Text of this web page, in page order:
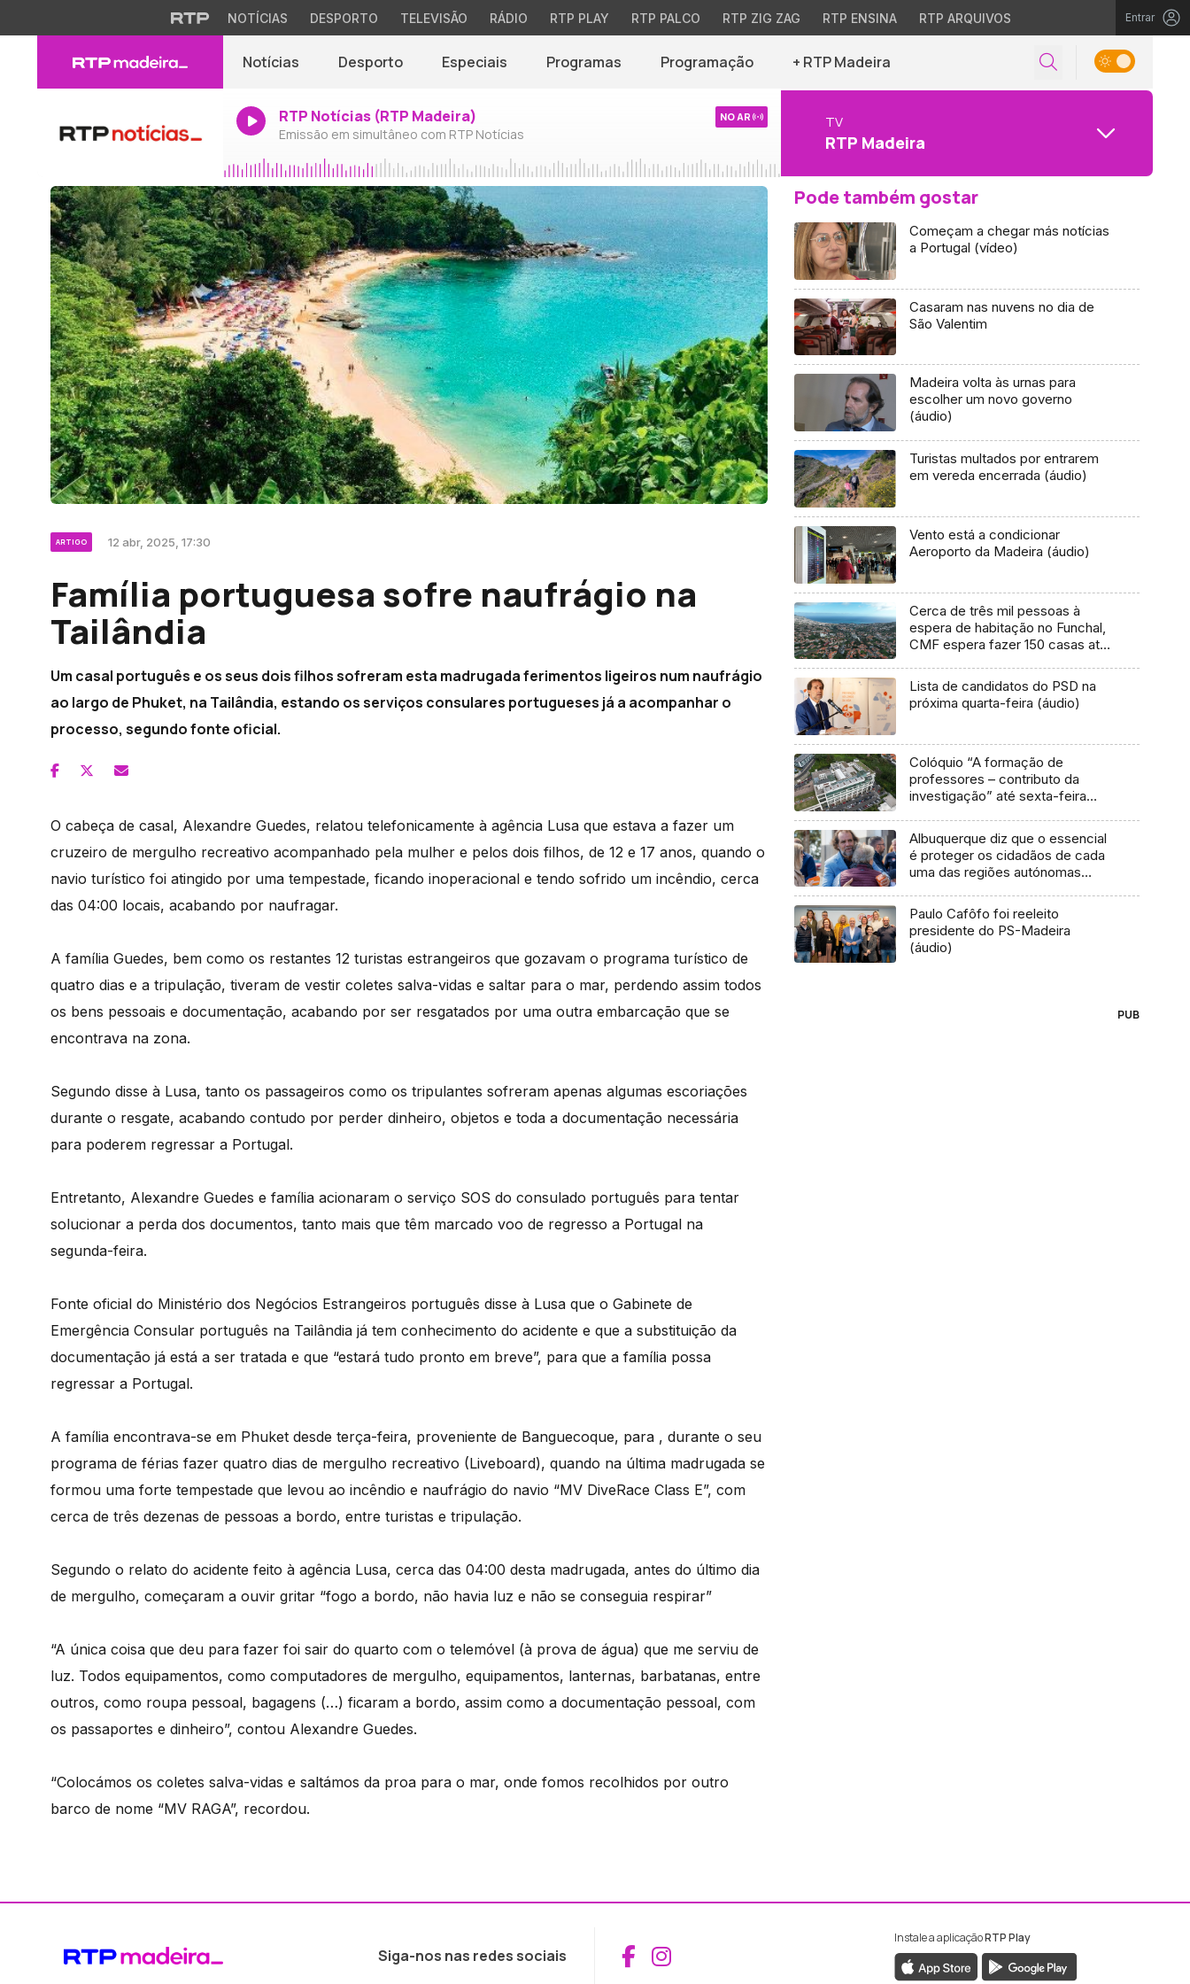
NOTÍCIAS DESPORTO TELEVISÃO RÁDIO RTP PLAY RTP PALCO RTP ZIG ZAG RTP ENSINA RTP ARQUIVOS Entrar
Notícias Desporto Especiais Programas Programação + RTP Madeira
RTP Notícias (RTP Madeira)
Emissão em simultâneo com RTP Notícias
NO AR TV
RTP Madeira
ARTIGO 12 abr, 2025, 17:30
Família portuguesa sofre naufrágio na
Tailândia
Um casal português e os seus dois filhos sofreram esta madrugada ferimentos ligeiros num naufrágio
ao largo de Phuket, na Tailândia, estando os serviços consulares portugueses já a acompanhar o
processo, segundo fonte oficial.
O cabeça de casal, Alexandre Guedes, relatou telefonicamente à agência Lusa que estava a fazer um
cruzeiro de mergulho recreativo acompanhado pela mulher e pelos dois filhos, de 12 e 17 anos, quando o
navio turístico foi atingido por uma tempestade, ficando inoperacional e tendo sofrido um incêndio, cerca
das 04:00 locais, acabando por naufragar.
A família Guedes, bem como os restantes 12 turistas estrangeiros que gozavam o programa turístico de
quatro dias e a tripulação, tiveram de vestir coletes salva-vidas e saltar para o mar, perdendo assim todos
os bens pessoais e documentação, acabando por ser resgatados por uma outra embarcação que se
encontrava na zona.
Segundo disse à Lusa, tanto os passageiros como os tripulantes sofreram apenas algumas escoriações
durante o resgate, acabando contudo por perder dinheiro, objetos e toda a documentação necessária
para poderem regressar a Portugal.
Entretanto, Alexandre Guedes e família acionaram o serviço SOS do consulado português para tentar
solucionar a perda dos documentos, tanto mais que têm marcado voo de regresso a Portugal na
segunda-feira.
Fonte oficial do Ministério dos Negócios Estrangeiros português disse à Lusa que o Gabinete de
Emergência Consular português na Tailândia já tem conhecimento do acidente e que a substituição da
documentação já está a ser tratada e que “estará tudo pronto em breve”, para que a família possa
regressar a Portugal.
A família encontrava-se em Phuket desde terça-feira, proveniente de Banguecoque, para , durante o seu
programa de férias fazer quatro dias de mergulho recreativo (Liveboard), quando na última madrugada se
formou uma forte tempestade que levou ao incêndio e naufrágio do navio “MV DiveRace Class E”, com
cerca de três dezenas de pessoas a bordo, entre turistas e tripulação.
Segundo o relato do acidente feito à agência Lusa, cerca das 04:00 desta madrugada, antes do último dia
de mergulho, começaram a ouvir gritar “fogo a bordo, não havia luz e não se conseguia respirar”
“A única coisa que deu para fazer foi sair do quarto com o telemóvel (à prova de água) que me serviu de
luz. Todos equipamentos, como computadores de mergulho, equipamentos, lanternas, barbatanas, entre
outros, como roupa pessoal, bagagens (…) ficaram a bordo, assim como a documentação pessoal, com
os passaportes e dinheiro”, contou Alexandre Guedes.
“Colocámos os coletes salva-vidas e saltámos da proa para o mar, onde fomos recolhidos por outro
barco de nome “MV RAGA”, recordou.
Pode também gostar
Começam a chegar más notícias
a Portugal (vídeo)
Casaram nas nuvens no dia de
São Valentim
Madeira volta às urnas para
escolher um novo governo
(áudio)
Turistas multados por entrarem
em vereda encerrada (áudio)
Vento está a condicionar
Aeroporto da Madeira (áudio)
Cerca de três mil pessoas à
espera de habitação no Funchal,
CMF espera fazer 150 casas até
Lista de candidatos do PSD na
próxima quarta-feira (áudio)
Colóquio “A formação de
professores – contributo da
investigação” até sexta-feira
Albuquerque diz que o essencial
é proteger os cidadãos de cada
uma das regiões autónomas
Paulo Cafôfo foi reeleito
presidente do PS-Madeira
(áudio)
PUB
Siga-nos nas redes sociais Aceder ao Facebook da RTP Madeira
Aceder ao Instagram da RTP Madeira
Instale a aplicaçãoRTP Play